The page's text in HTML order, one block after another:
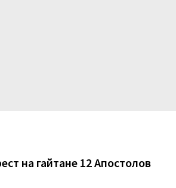
на гайтане 12 Апостолов